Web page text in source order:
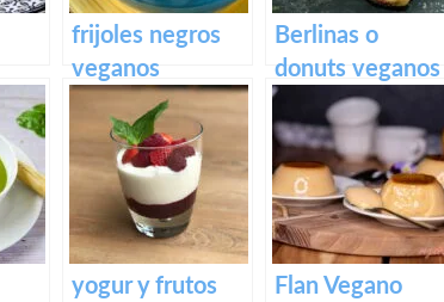
el
frijoles negros
veganos
Berlinas o
donuts veganos
rellenos de
crema pastelera
yogur y frutos
Flan Vegano